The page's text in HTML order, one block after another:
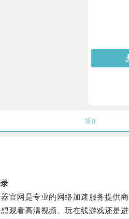
简介
网是专业的网络加速服务提供商
看高清视频、玩在线游戏还是进